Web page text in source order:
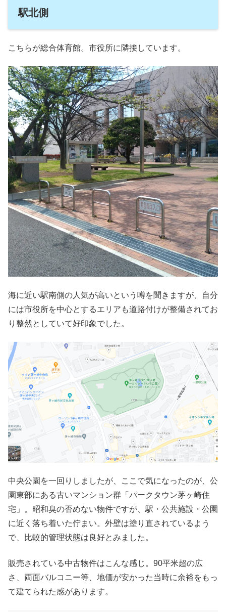
駅北側
こちらが総合体育館。市役所に隣接しています。
海に近い駅南側の人気が高いという噂を聞きますが、自分
には市役所を中心とするエリアも道路付けが整備されてお
り整然としていて好印象でした。
中央公園を一回りしましたが、ここで気になったのが、公
園東部にある古いマンション群「パークタウン茅ヶ崎住
宅」。昭和臭の否めない物件ですが、駅・公共施設・公園
に近く落ち着いた佇まい。外壁は塗り直されているよう
で、比較的管理状態は良好とみました。
販売されている中古物件はこんな感じ。90平米超の広
さ、両面バルコニー等、地価が安かった当時に余裕をもっ
て建てられた感があります。